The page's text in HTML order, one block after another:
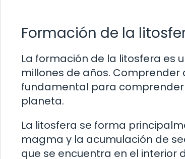
Formación de la
La formación de la litosfera es
millones de años.
fundamental para
planeta.
La litosfera se forma
magma y la acumulación de
que se encuentra en el interior